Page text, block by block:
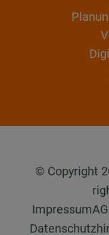
© Copyright
Impressum